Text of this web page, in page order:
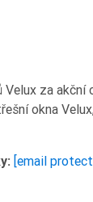
za akční
okna
[email